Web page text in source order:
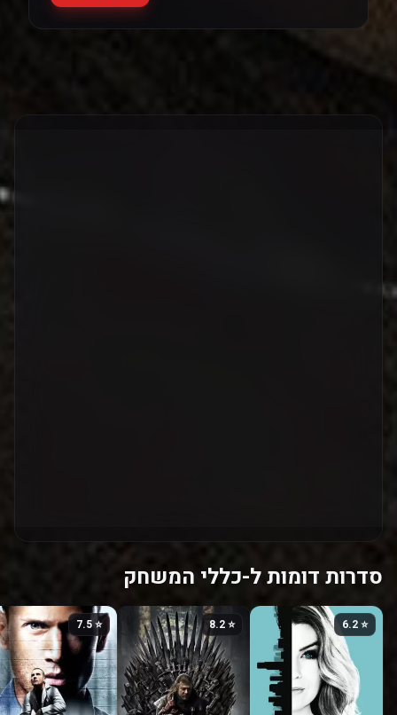
סדרות דומות ל-כללי המשחק
⭐ 6.2
⭐ 8.2
⭐ 7.5